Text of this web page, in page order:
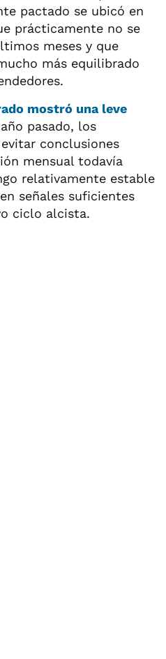
pactado se ubicó en
prácticamente no se
meses y que
más equilibrado
mostró una leve
pasado, los
conclusiones
mensual todavía
relativamente estable
señales suficientes
ciclo alcista.